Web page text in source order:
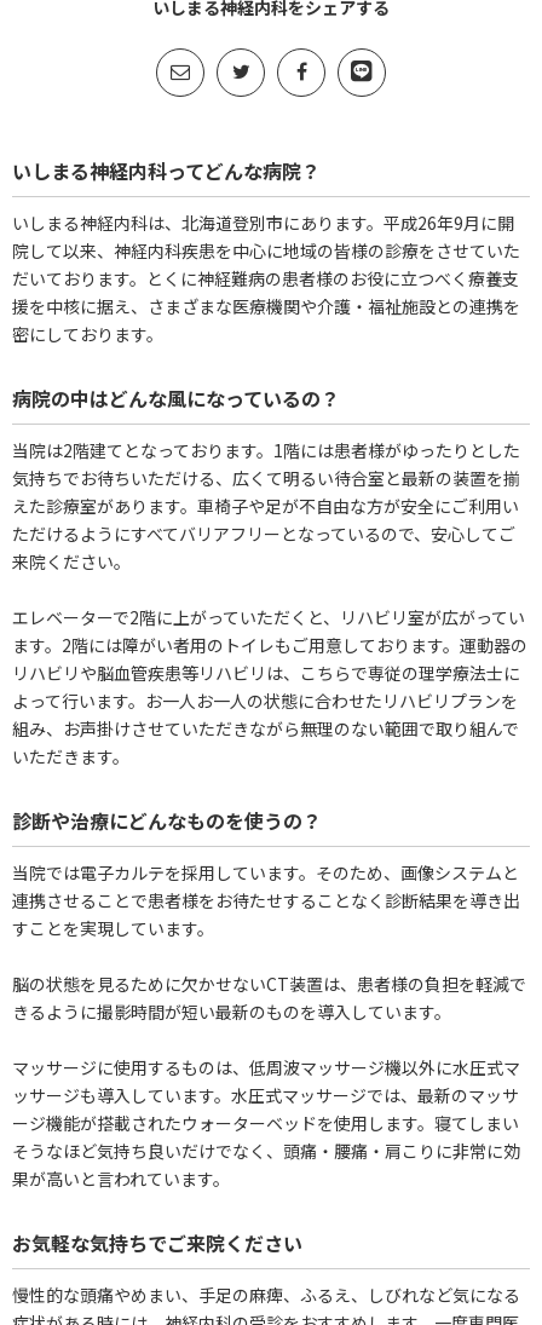
いしまる神経内科をシェアする
いしまる神経内科ってどんな病院？
いしまる神経内科は、北海道登別市にあります。平成26年9月に開
院して以来、神経内科疾患を中心に地域の皆様の診療をさせていた
だいております。とくに神経難病の患者様のお役に立つべく療養支
援を中核に据え、さまざまな医療機関や介護・福祉施設との連携を
密にしております。
病院の中はどんな風になっているの？
当院は2階建てとなっております。1階には患者様がゆったりとした
気持ちでお待ちいただける、広くて明るい待合室と最新の装置を揃
えた診療室があります。車椅子や足が不自由な方が安全にご利用い
ただけるようにすべてバリアフリーとなっているので、安心してご
来院ください。
エレベーターで2階に上がっていただくと、リハビリ室が広がってい
ます。2階には障がい者用のトイレもご用意しております。運動器の
リハビリや脳血管疾患等リハビリは、こちらで専従の理学療法士に
よって行います。お一人お一人の状態に合わせたリハビリプランを
組み、お声掛けさせていただきながら無理のない範囲で取り組んで
いただきます。
診断や治療にどんなものを使うの？
当院では電子カルテを採用しています。そのため、画像システムと
連携させることで患者様をお待たせすることなく診断結果を導き出
すことを実現しています。
脳の状態を見るために欠かせないCT装置は、患者様の負担を軽減で
きるように撮影時間が短い最新のものを導入しています。
マッサージに使用するものは、低周波マッサージ機以外に水圧式マ
ッサージも導入しています。水圧式マッサージでは、最新のマッサ
ージ機能が搭載されたウォーターベッドを使用します。寝てしまい
そうなほど気持ち良いだけでなく、頭痛・腰痛・肩こりに非常に効
果が高いと言われています。
お気軽な気持ちでご来院ください
慢性的な頭痛やめまい、手足の麻痺、ふるえ、しびれなど気になる